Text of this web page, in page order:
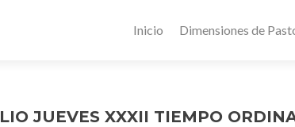
Inicio Dimensiones de
JUEVES XXXII TIEMPO